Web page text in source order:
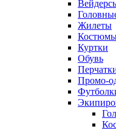
Жилеты
Куртки
Обувь
Промо-